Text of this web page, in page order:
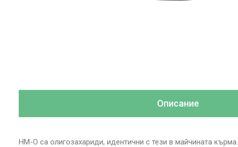
Описание
HM-O са олигозахариди, идентични с тези в майчината кърма.